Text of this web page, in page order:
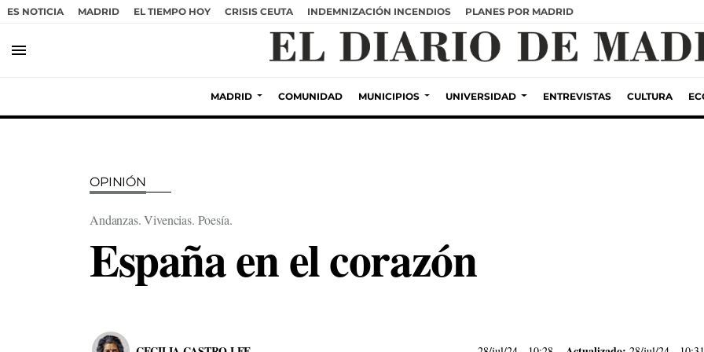
ES NOTICIA MADRID EL TIEMPO HOY CRISIS CEUTA INDEMNIZACIÓN INCENDIOS PLANES POR MADRID
menu
MADRID COMUNIDAD MUNICIPIOS UNIVERSIDAD ENTREVISTAS CULTURA
OPINIÓN
Andanzas. Vivencias. Poesía.
España en el corazón